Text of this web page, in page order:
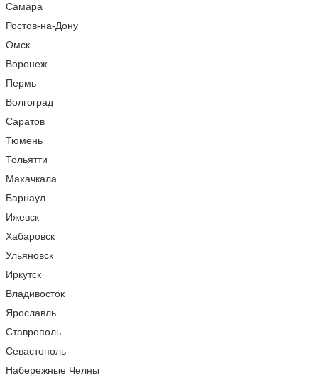
Самара
Ростов-на-Дону
Омск
Воронеж
Пермь
Волгоград
Саратов
Тюмень
Тольятти
Махачкала
Барнаул
Ижевск
Хабаровск
Ульяновск
Иркутск
Владивосток
Ярославль
Ставрополь
Севастополь
Набережные Челны